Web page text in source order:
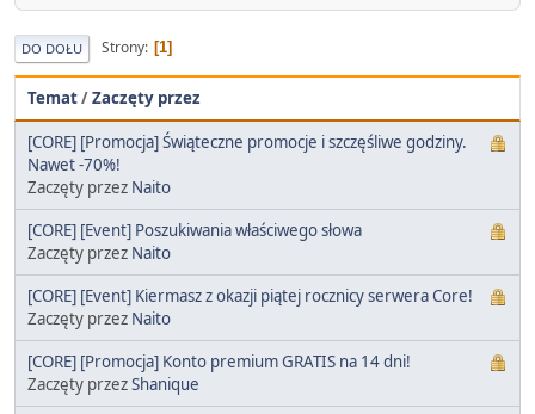
DO DOŁU Strony 1
Temat/Zaczęty przez
[CORE] [Promocja] Świąteczne promocje i szczęśliwe godziny.
Nawet -70%!
Zaczęty przez Naito
[CORE] [Event] Poszukiwania właściwego słowa
Zaczęty przez Naito
[CORE] [Event] Kiermasz z okazji piątej rocznicy serwera Core!
Zaczęty przez Naito
[CORE] [Promocja] Konto premium GRATIS na 14 dni!
Zaczęty przezShanique